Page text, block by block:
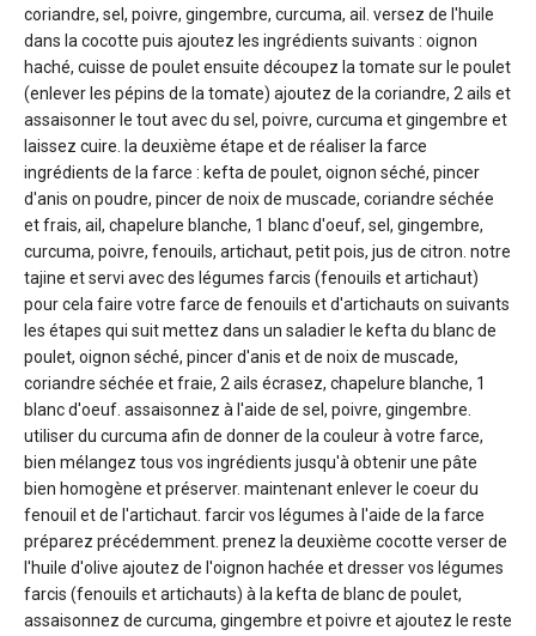
coriandre, sel, poivre, gingembre, curcuma, ail. versez de l'huile
dans la cocotte puis ajoutez les ingrédients suivants : oignon
haché, cuisse de poulet ensuite découpez la tomate sur le poulet
(enlever les pépins de la tomate) ajoutez de la coriandre, 2 ails et
assaisonner le tout avec du sel, poivre, curcuma et gingembre et
laissez cuire. la deuxième étape et de réaliser la farce
ingrédients de la farce : kefta de poulet, oignon séché, pincer
d'anis on poudre, pincer de noix de muscade, coriandre séchée
et frais, ail, chapelure blanche, 1 blanc d'oeuf, sel, gingembre,
curcuma, poivre, fenouils, artichaut, petit pois, jus de citron. notre
tajine et servi avec des légumes farcis (fenouils et artichaut)
pour cela faire votre farce de fenouils et d'artichauts on suivants
les étapes qui suit mettez dans un saladier le kefta du blanc de
poulet, oignon séché, pincer d'anis et de noix de muscade,
coriandre séchée et fraie, 2 ails écrasez, chapelure blanche, 1
blanc d'oeuf. assaisonnez à l'aide de sel, poivre, gingembre.
utiliser du curcuma afin de donner de la couleur à votre farce,
bien mélangez tous vos ingrédients jusqu'à obtenir une pâte
bien homogène et préserver. maintenant enlever le coeur du
fenouil et de l'artichaut. farcir vos légumes à l'aide de la farce
préparez précédemment. prenez la deuxième cocotte verser de
l'huile d'olive ajoutez de l'oignon hachée et dresser vos légumes
farcis (fenouils et artichauts) à la kefta de blanc de poulet,
assaisonnez de curcuma, gingembre et poivre et ajoutez le reste